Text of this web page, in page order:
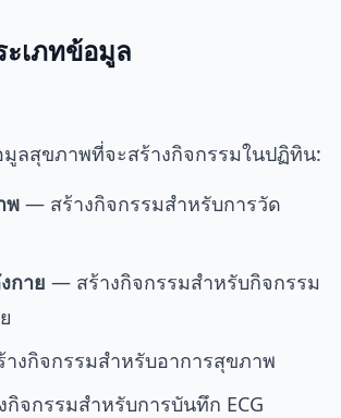
เภทข้อมูล
มูลสุขภาพที่จะสร้างกิจกรรมในปฏิทิน:
พ — สร้างกิจกรรมสำหรับการวัด
กาย — สร้างกิจกรรมสำหรับกิจกรรม
งกิจกรรมสำหรับอาการสุขภาพ
จกรรมสำหรับการบันทึก ECG